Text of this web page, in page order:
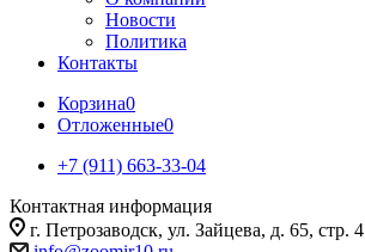
Новости
Политика
Контакты
Корзина0
Отложенные0
+7 (911) 663-33-04
Контактная информация
г. Петрозаводск, ул. Зайцева, д. 65, стр. 4